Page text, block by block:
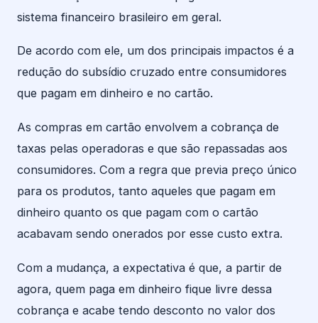
sistema financeiro brasileiro em geral.
De acordo com ele, um dos principais impactos é a
redução do subsídio cruzado entre consumidores
que pagam em dinheiro e no cartão.
As compras em cartão envolvem a cobrança de
taxas pelas operadoras e que são repassadas aos
consumidores. Com a regra que previa preço único
para os produtos, tanto aqueles que pagam em
dinheiro quanto os que pagam com o cartão
acabavam sendo onerados por esse custo extra.
Com a mudança, a expectativa é que, a partir de
agora, quem paga em dinheiro fique livre dessa
cobrança e acabe tendo desconto no valor dos